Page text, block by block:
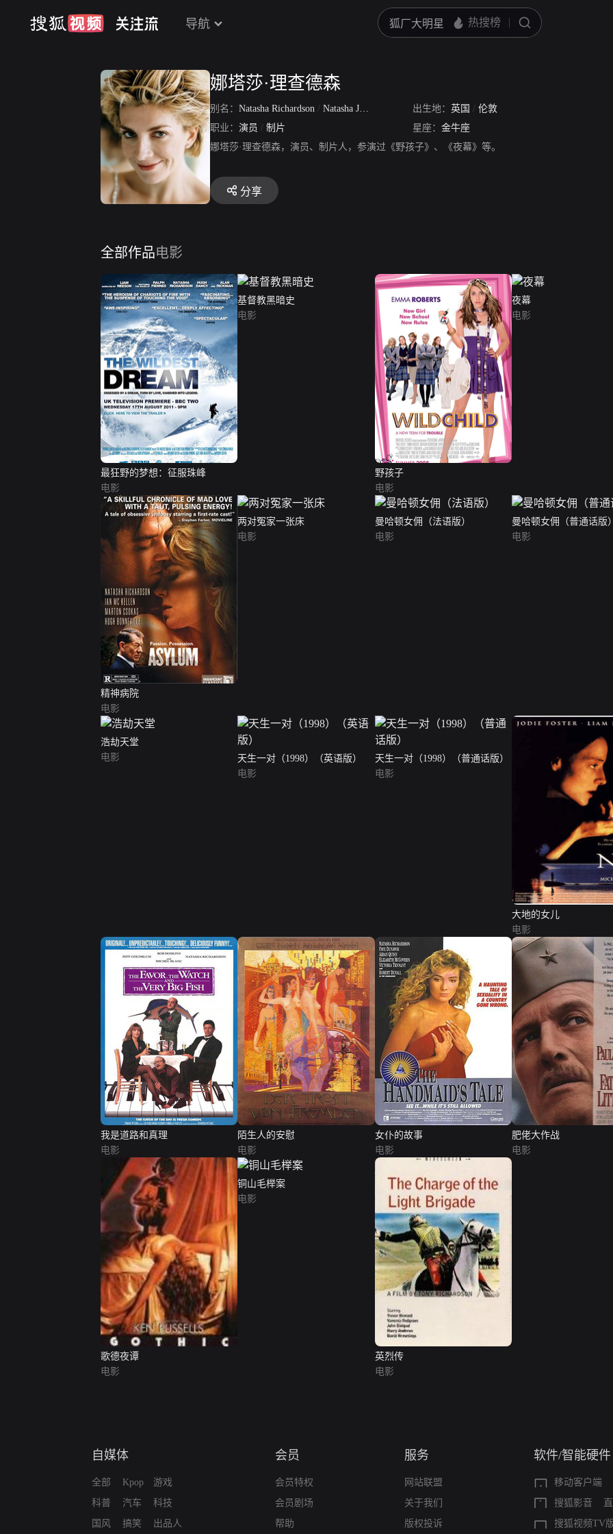
导航
娜塔莎·理查德森
别名： Natasha Richardson / Natasha Jane Richardson /Tasha
出生地： 英国 / 伦敦
职业： 演员 / 制片 星座： 金牛座
娜塔莎·理查德森，演员、制片人，参演过《野孩子》、《夜幕》等。
分享
全部作品电影
最狂野的梦想：征服珠峰
电影
基督教黑暗史
电影
野孩子
电影
夜幕
电影
精神病院
电影
两对冤家一张床
电影
曼哈顿女佣（法语版）
电影
曼哈顿女佣（普通话版
电影
浩劫天堂
电影
天生一对（1998）（英语版）
电影
天生一对（1998）（普通话版）
电影
大地的女儿
电影
我是道路和真理
电影
陌生人的安慰
电影
女仆的故事
电影
肥佬大作战
电影
歌德夜谭
电影
铜山毛榉案
电影
英烈传
电影
自媒体
全部
科普
国风
Kpop
汽车
搞笑
游戏
科技
出品人
会员
会员特权
会员剧场
帮助
服务
网站联盟
关于我们
版权投诉
软件/智能硬件
移动客户端
搜狐影音
搜狐视频TV